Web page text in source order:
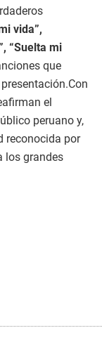
vida”,
“Suelta mi
que
el
peruano y,
reconocida por
los grandes